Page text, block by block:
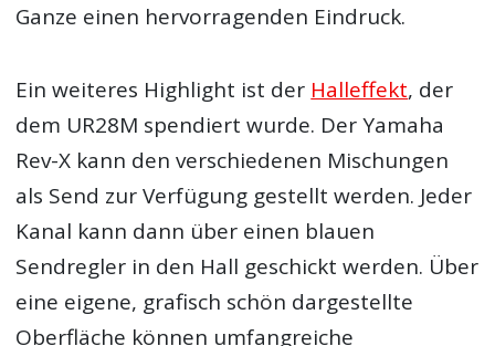
Ganze einen hervorragenden Eindruck.
Ein weiteres Highlight ist der Halleffekt, der
dem UR28M spendiert wurde. Der Yamaha
Rev-X kann den verschiedenen Mischungen
als Send zur Verfügung gestellt werden. Jeder
Kanal kann dann über einen blauen
Sendregler in den Hall geschickt werden. Über
eine eigene, grafisch schön dargestellte
Oberfläche können umfangreiche